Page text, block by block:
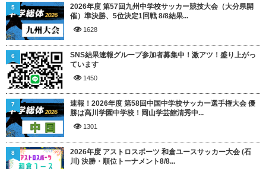
2026年度 第57回九州中学校サッカー競技大会（大分県開
催）準決勝、5位決定1回戦 8/8結果...
1628
5
SNS結果速報グループ参加者募集中！激アツ！盛り上がっ
ています
1450
6
速報！2026年度 第58回中国中学校サッカー選手権大会 優
勝は高川学園中学校！岡山学芸館清秀中...
1301
7
2026年度 アストロスポーツ 和倉ユースサッカー大会 (石
川) 決勝・順位トーナメント8/8...
8